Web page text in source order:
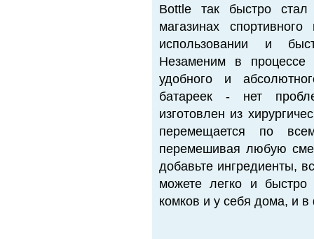
Bottle так быстро
магазинах
использовании и
Незаменим в процессе
удобного и
батареек - нет
изготовлен из
перемещается по
перемешивая любую
добавьте ингредиенты,
можете легко и быстро
комков и у себя дома, и